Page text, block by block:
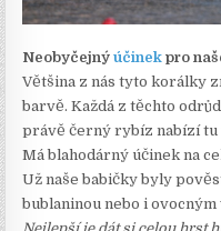
Neobyčejný účinek pro
Většina z nás tyto korálky
barvě. Každá z těchto
právě černý rybíz nabízí tu
Má blahodárný účinek na
Už naše babičky byly
bublaninou nebo i ovocným